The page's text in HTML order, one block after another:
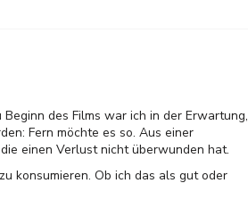
des Films war ich in der Erwartung,
Fern möchte es so. Aus einer
einen Verlust nicht überwunden hat.
konsumieren. Ob ich das als gut oder